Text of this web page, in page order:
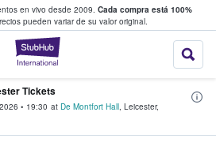
en vivo desde 2009. Cada compra está 100%
pueden variar de su valor original.
StubHub: donde
y venden boletos
Tickets
• 19:30 at De Montfort Hall, Leicester,